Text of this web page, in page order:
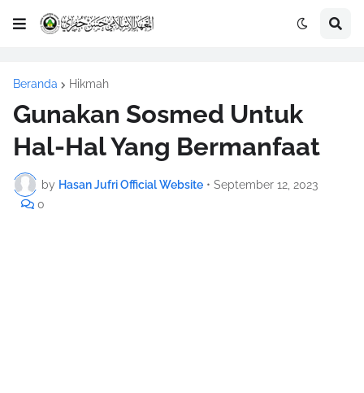
Beranda Hikmah
Gunakan Sosmed Untuk
Hal-Hal Yang Bermanfaat
by Hasan Jufri Official Website • September 12, 2023
0